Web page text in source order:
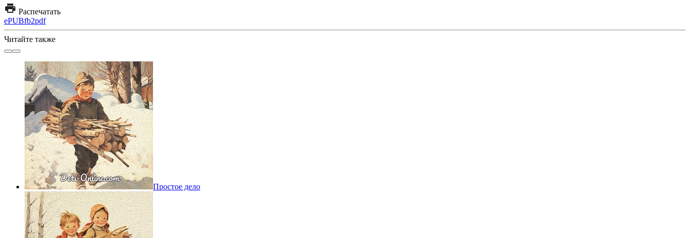
Распечатать
ePUBfb2pdf
Читайте также
Простое дело